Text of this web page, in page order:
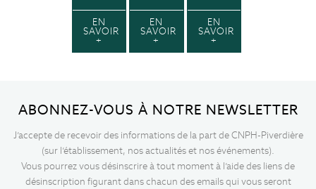
EN
SAVOIR
+
EN
SAVOIR
+
EN
SAVOIR
+
ABONNEZ-VOUS À NOTRE NEWSLETTER
J’accepte de recevoir des informations de la part de CNPH-Piverdière
(sur l’établissement, nos actualités et nos événements).
Vous pourrez vous désinscrire à tout moment à l’aide des liens de
désinscription figurant dans chacun des emails qui vous seront